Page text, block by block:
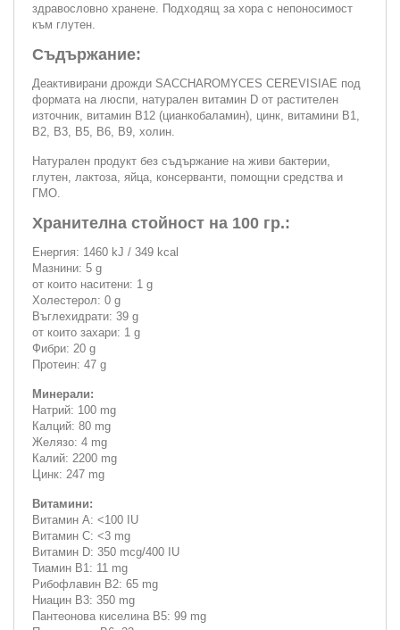
здравословно хранене. Подходящ за хора с непоносимост
към глутен.
Съдържание:
Деактивирани дрожди SACCHAROMYCES CEREVISIAE под
формата на люспи, натурален витамин D от растителен
източник, витамин В12 (цианкобаламин), цинк, витамини В1,
В2, В3, В5, В6, В9, холин.
Натурален продукт без съдържание на живи бактерии,
глутен, лактоза, яйца, консерванти, помощни средства и
ГМО.
Хранителна стойност на 100 гр.:
Енергия: 1460 kJ / 349 kcal
Мазнини: 5 g
от които наситени: 1 g
Холестерол: 0 g
Въглехидрати: 39 g
от които захари: 1 g
Фибри: 20 g
Протеин: 47 g
Минерали:
Натрий: 100 mg
Калций: 80 mg
Желязо: 4 mg
Калий: 2200 mg
Цинк: 247 mg
Витамини:
Витамин А: <100 IU
Витамин С: <3 mg
Витамин D: 350 mcg/400 IU
Тиамин B1: 11 mg
Рибофлавин B2: 65 mg
Ниацин B3: 350 mg
Пантеонова киселина B5: 99 mg